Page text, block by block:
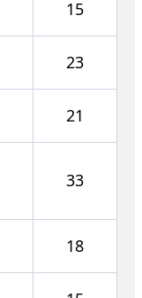
15
23
21
33
18